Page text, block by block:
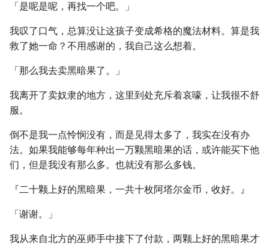
「是呢是呢，再找一个吧。」
我叹了口气，总算没让这孩子变成希格的魔法材料。算是我
救了她一命？不用感谢的，我自己这么想着。
「那么我去卖黑暗果了。」
我离开了卖奴隶的地方，这里到处充斥着哀嚎，让我很不舒
服。
倒不是我一点怜悯没有，而是见得太多了，我实在没有办
法。如果我能够每年种出一万颗黑暗果的话，或许能买下他
们，但是我没有那么多。也就没有那么多钱。
『二十颗上好的黑暗果，一共十枚阿塔尔金币，收好。』
「谢谢。」
我从来自北方的巫师手中接下了付款，两颗上好的黑暗果才